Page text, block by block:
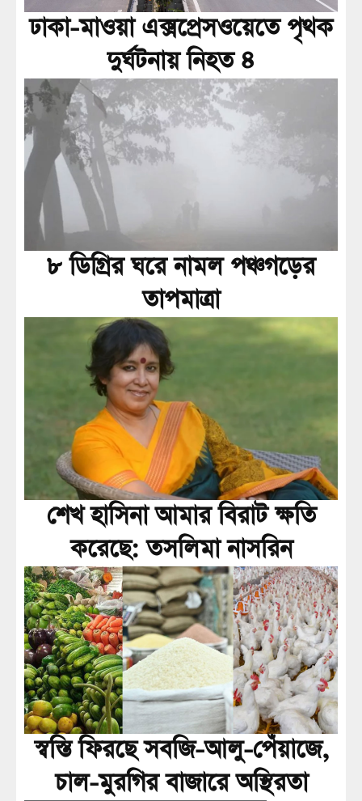
ঢাকা-মাওয়া এক্সপ্রেসওয়েতে পৃথক
দুর্ঘটনায় নিহত ৪
৮ ডিগ্রির ঘরে নামল পঞ্চগড়ের
তাপমাত্রা
শেখ হাসিনা আমার বিরাট ক্ষতি
করেছে: তসলিমা নাসরিন
স্বস্তি ফিরছে সবজি-আলু-পেঁয়াজে,
চাল-মুরগির বাজারে অস্থিরতা